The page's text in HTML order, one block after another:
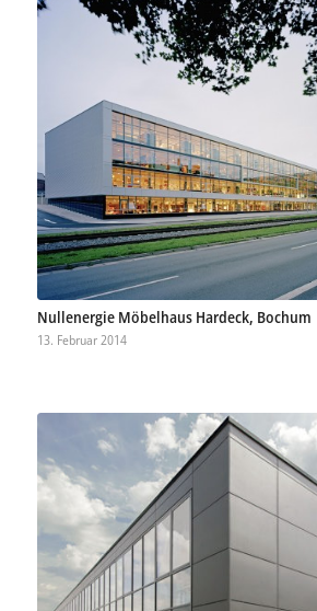
Nullenergie Möbelhaus Hardeck, Bochum
13. Februar 2014